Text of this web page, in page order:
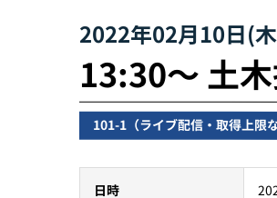
2022年02月10日(
13:30〜 土
101-1（ライブ配信・取得上限な
日時